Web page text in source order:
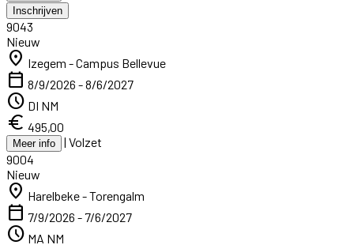
Inschrijven
9043
Nieuw
location_on Izegem - Campus Bellevue
calendar_today 8/9/2026 - 8/6/2027
schedule DI NM
euro 495,00
Meer info | Volzet
9004
Nieuw
location_on Harelbeke - Torengalm
calendar_today 7/9/2026 - 7/6/2027
schedule MA NM